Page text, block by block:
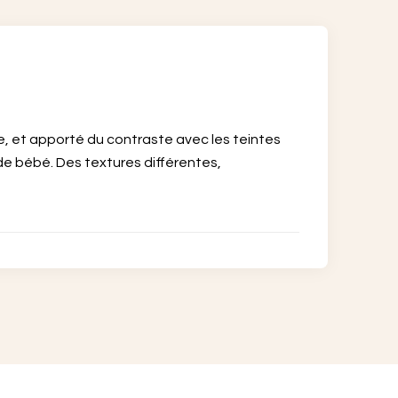
et apporté du contraste avec les teintes
bébé. Des textures différentes,